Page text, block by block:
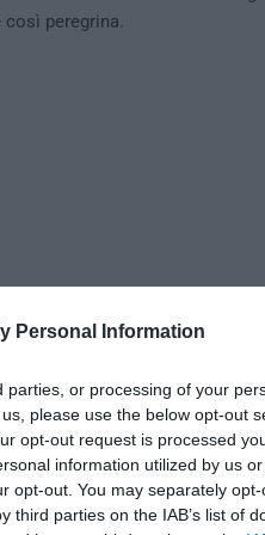
Personal Information
or processing of your
please use the below opt-out
opt-out request is processed
information utilized by us
opt-out. You may separately
parties on the IAB’s list of
così peregrina.
sui social un deprecabile
vi pare ma comunque in
a bollare come razzista